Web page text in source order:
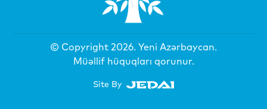
© Copyright 2026. Yeni Azərbaycan.
Müəllif hüquqları qorunur.
Site By